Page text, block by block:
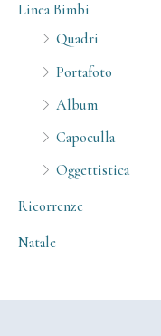
Linea Bimbi
Quadri
Portafoto
Album
Capoculla
Oggettistica
Ricorrenze
Natale